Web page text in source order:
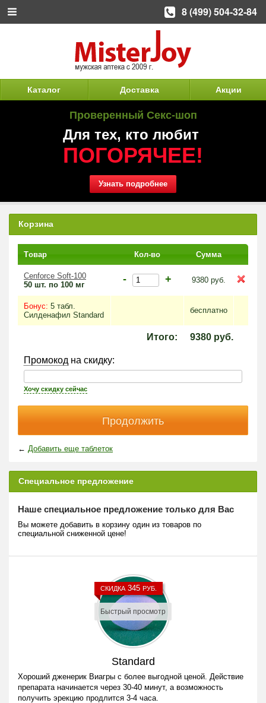
Каталог Доставка Акции
Проверенный Секс-шоп
Для тех, кто любит
ПОГОРЯЧЕЕ!
Узнать подробнее
Корзина
Tовар Кол-во Сумма
Cenforce Soft-100
50 шт. по 100 мг
- + 9380 руб.
Бонус: 5 табл.
Силденафил Standard
бесплатно
Итого: 9380 руб.
Промокод на скидку:
Хочу скидку сейчас
← Добавить еще таблеток
Специальное предложение
Наше специальное предложение только для Вас
Вы можете добавить в корзину один из товаров по
специальной сниженной цене!
Быстрый просмотр
СКИДКА345 РУБ.
Standard
Хороший дженерик Виагры с более выгодной ценой. Действие
препарата начинается через 30-40 минут, а возможность
получить эрекцию продлится 3-4 часа.
8 (499) 504-32-84